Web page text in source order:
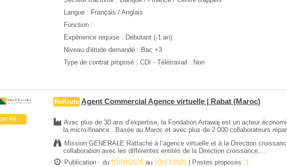
Langue : Français / Anglais
Fonction :
Expérience requise : Débutant (-1 an)
Niveau d'étude demandé : Bac +3
Type de contrat proposé : CDI - Télétravail : Non
4K
ReKrute Agent Commercial Agence virtuelle | Rabat (Maroc)
Avec plus de 30 ans d’expertise, la Fondation Arrawaj est un acteur
la micro-finance. Basée au Maroc et avec plus de 2 000 collaborateurs
Mission GENERALE Rattaché à l’agence virtuelle et à la Direction
collaboration avec les différentes entités de la Direction croissance,...
Publication : du 03/08/2026au 03/10/2026| Postes proposés: 1